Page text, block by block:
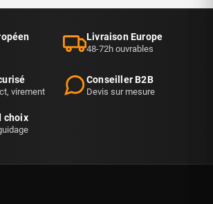
Livraison Europe
48-72h ouvrables
virement
Conseiller B2B
Devis sur mesure
choix